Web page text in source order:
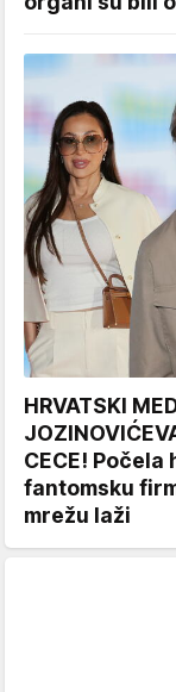
HRVATSKI
CECE!
fantomsku
mrežu laži